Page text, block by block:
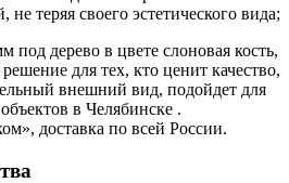
не теряя своего эстетического вида;
под дерево в цвете слоновая кость,
для тех, кто ценит качество,
внешний вид, подойдет для
в Челябинске .
доставка по всей России.